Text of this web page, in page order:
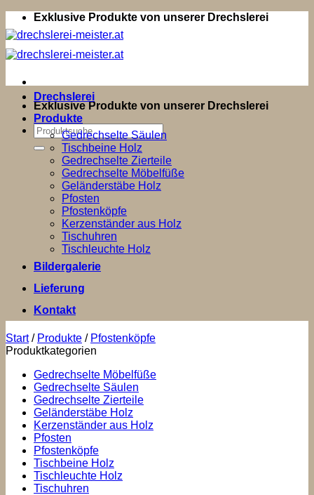
Zum
Inhalt
springen
Exklusive Produkte von unserer Drechslerei
Exklusive Produkte von unserer Drechslerei
Suchen
nach:
Drechslerei
Produkte
Gedrechselte Säulen
Tischbeine Holz
Gedrechselte Zierteile
Gedrechselte Möbelfüße
Geländerstäbe Holz
Pfosten
Pfostenköpfe
Kerzenständer aus Holz
Tischuhren
Tischleuchte Holz
Bildergalerie
Lieferung
Kontakt
Start / Produkte / Pfostenköpfe
Produktkategorien
Gedrechselte Möbelfüße
Gedrechselte Säulen
Gedrechselte Zierteile
Geländerstäbe Holz
Kerzenständer aus Holz
Pfosten
Pfostenköpfe
Tischbeine Holz
Tischleuchte Holz
Tischuhren